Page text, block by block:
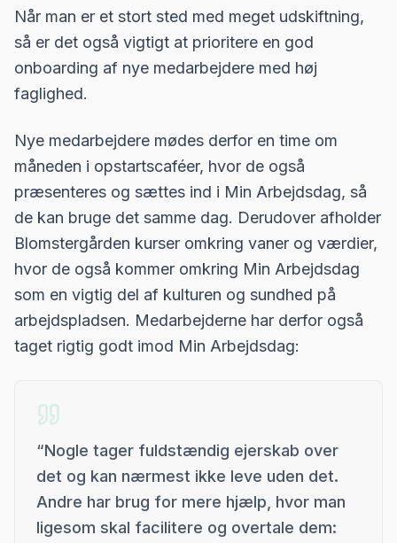
Når man er et stort sted med meget udskiftning,
så er det også vigtigt at prioritere en god
onboarding af nye medarbejdere med høj
faglighed.
Nye medarbejdere mødes derfor en time om
måneden i opstartscaféer, hvor de også
præsenteres og sættes ind i Min Arbejdsdag, så
de kan bruge det samme dag. Derudover afholder
Blomstergården kurser omkring vaner og værdier,
hvor de også kommer omkring Min Arbejdsdag
som en vigtig del af kulturen og sundhed på
arbejdspladsen. Medarbejderne har derfor også
taget rigtig godt imod Min Arbejdsdag:
“Nogle tager fuldstændig ejerskab over
det og kan nærmest ikke leve uden det.
Andre har brug for mere hjælp, hvor man
ligesom skal facilitere og overtale dem: